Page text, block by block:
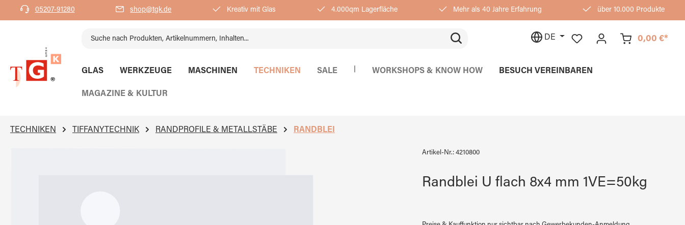
Zur Hauptnavigation springen
05207-91280 shop@tgk.de Kreativ mit Glas 4.000qm Lagerfläche Mehr als 40 Jahre Erfahrung über 10.000 Produkte
DE 0,00 €*
GLAS WERKZEUGE MASCHINEN TECHNIKEN SALE WORKSHOPS & KNOW HOW BESUCH VEREINBAREN
MAGAZINE & KULTUR
TECHNIKEN TIFFANYTECHNIK RANDPROFILE & METALLSTÄBE RANDBLEI
Artikel-Nr.: 4210800
Randblei U flach 8x4 mm 1VE=50kg